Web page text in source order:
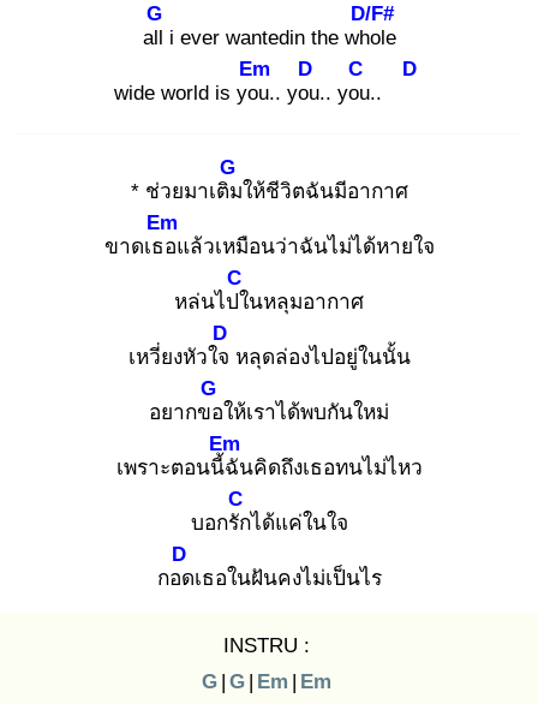
all
G
i ever wantedin the who
D/F#
le
wide world is you
Em
.. you
D
.. you
C
..
D
* ช่วยมาเติม
G
ให้ชีวิตฉันมีอากาศ
ขาดเธอ
Em
แล้วเหมือนว่าฉันไม่ได้หายใจ
หล่นไปใ
C
นหลุมอากาศ
เหวี่ยงหัวใจ
D
หลุดล่องไปอยู่ในนั้น
อยากขอ
G
ให้เราได้พบกันใหม่
เพราะตอนนี้ฉั
Em
นคิดถึงเธอทนไม่ไหว
บอกรัก
C
ได้แค่ในใจ
กอด
D
เธอในฝันคงไม่เป็นไร
INSTRU :
G | G | Em | Em